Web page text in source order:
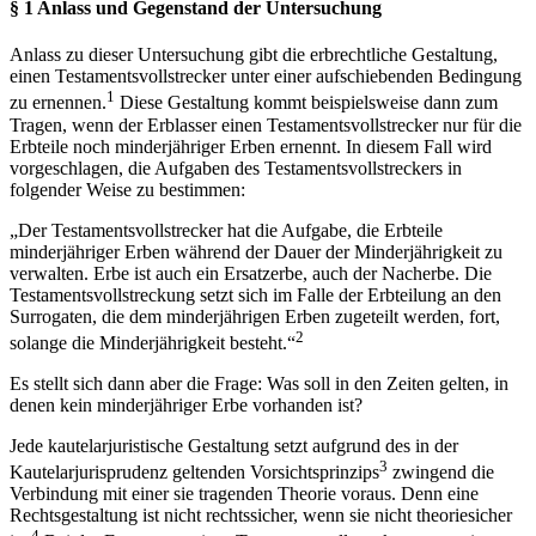
§ 1 Anlass und Gegenstand der Untersuchung
Anlass zu dieser Untersuchung gibt die erbrechtliche Gestaltung,
einen Testamentsvollstrecker unter einer aufschiebenden Bedingung
zu ernennen.1 Diese Gestaltung kommt beispielsweise dann zum
Tragen, wenn der Erblasser einen Testamentsvollstrecker nur für die
Erbteile noch minderjähriger Erben ernennt. In diesem Fall wird
vorgeschlagen, die Aufgaben des Testamentsvollstreckers in
folgender Weise zu bestimmen:
„Der Testamentsvollstrecker hat die Aufgabe, die Erbteile
minderjähriger Erben während der Dauer der Minderjährigkeit zu
verwalten. Erbe ist auch ein Ersatzerbe, auch der Nacherbe. Die
Testamentsvollstreckung setzt sich im Falle der Erbteilung an den
Surrogaten, die dem minderjährigen Erben zugeteilt werden, fort,
solange die Minderjährigkeit besteht.“2
Es stellt sich dann aber die Frage: Was soll in den Zeiten gelten, in
denen kein minderjähriger Erbe vorhanden ist?
Jede kautelarjuristische Gestaltung setzt aufgrund des in der
Kautelarjurisprudenz geltenden Vorsichtsprinzips3 zwingend die
Verbindung mit einer sie tragenden Theorie voraus. Denn eine
Rechtsgestaltung ist nicht rechtssicher, wenn sie nicht theoriesicher